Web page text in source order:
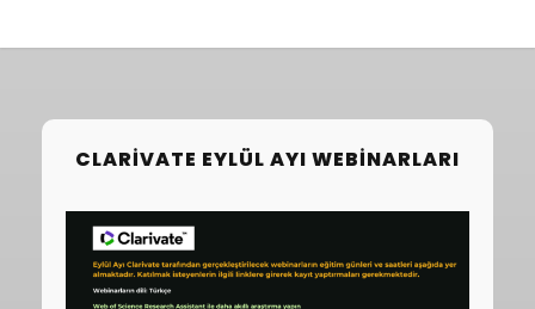
CLARIVATE EYLÜL AYI WEBINARLARI